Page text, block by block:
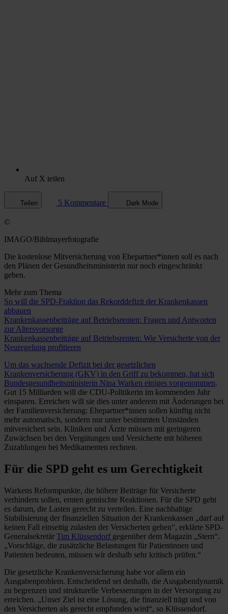
Auf X teilen
Teilen 5 Kommentare Dark Mode
©
IMAGO/Bihlmayerfotografie
Die kostenlose Mitversicherung von Ehepartner*innen soll es nach
den Plänen der Gesundheitsministerin nur noch eingeschränkt
geben.
Mehr zum Thema
So will die SPD-Fraktion das Rekorddefizit der Krankenkassen
abbauen
Krankenkassenbeiträge auf Betriebsrenten: Fragen und Antworten
zur Altersvorsorge
Krankenkassenbeiträge auf Betriebsrenten: Wie Versicherte von der
Neuregelung profitieren
Um das wachsende Defizit bei der gesetzlichen
Krankenversicherung (GKV) in den Griff zu bekommen, hat sich
Bundesgesundheitsministerin Nina Warken einiges vorgenommen.
Gut 15 Milliarden will die CDU-Politikerin im kommenden Jahr
einsparen. Erreichen will sie dies unter anderem mit Änderungen bei
der Familienversicherung: Ehepartner*innen sollen künftig nicht
mehr automatisch, sondern nur unter bestimmten Umständen
mitversichert sein. Kliniken und Ärzte müssen mit geringeren
Zuwächsen bei den Vergütungen und Versicherte mit höheren
Zuzahlungen bei Medikamenten rechnen.
Für die SPD geht es um Gerechtigkeit
Warkens Reformpunkte, die höhere Beiträge für Versicherte
verhindern sollen, ernten gemischte Reaktionen. Für die SPD geht
es darum, die Lasten gerecht zu verteilen. Eine nachhaltige
Stabilisierung der finanziellen Situation der Krankenkassen „darf auf
keinen Fall einseitig zulasten der Versicherten gehen“, erklärte SPD-
Generalsekretär Tim Klüssendorf gegenüber dem Magazin „Stern“.
„Vorschläge, die zusätzliche Belastungen für Patientinnen und
Patienten bedeuten, müssen wir deshalb sehr kritisch prüfen.“
Die gesetzliche Krankenversicherung habe vor allem ein
Ausgabenproblem. Entscheidend sei deshalb, die Ausgabendynamik
zu begrenzen und strukturelle Verbesserungen in der Versorgung zu
erreichen. „Unser Ziel ist eine Lösung, die finanziell trägt und von
den Versicherten als gerecht empfunden wird“, so Klüssendorf.